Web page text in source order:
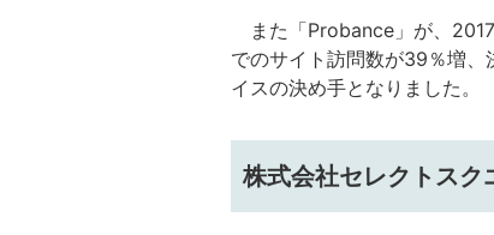
また「Probance」が、
でのサイト訪問数が39％増
イスの決め手となりました。
株式会社セレクトスク